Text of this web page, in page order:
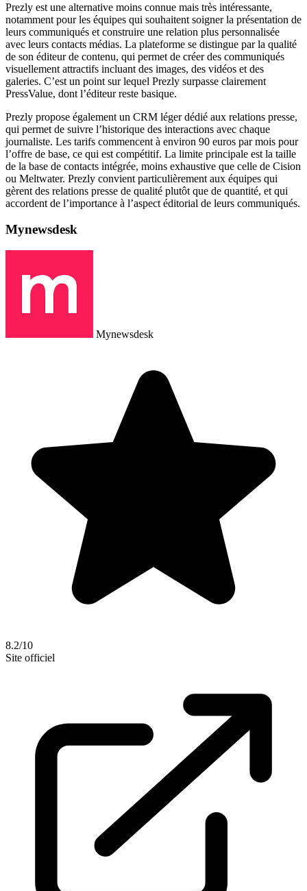
Prezly est une alternative moins connue mais très intéressante,
notamment pour les équipes qui souhaitent soigner la présentation de
leurs communiqués et construire une relation plus personnalisée
avec leurs contacts médias. La plateforme se distingue par la qualité
de son éditeur de contenu, qui permet de créer des communiqués
visuellement attractifs incluant des images, des vidéos et des
galeries. C’est un point sur lequel Prezly surpasse clairement
PressValue, dont l’éditeur reste basique.
Prezly propose également un CRM léger dédié aux relations presse,
qui permet de suivre l’historique des interactions avec chaque
journaliste. Les tarifs commencent à environ 90 euros par mois pour
l’offre de base, ce qui est compétitif. La limite principale est la taille
de la base de contacts intégrée, moins exhaustive que celle de Cision
ou Meltwater. Prezly convient particulièrement aux équipes qui
gèrent des relations presse de qualité plutôt que de quantité, et qui
accordent de l’importance à l’aspect éditorial de leurs communiqués.
Mynewsdesk
Mynewsdesk
8.2/10
Site officiel